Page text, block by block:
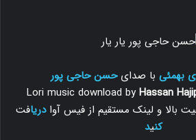
بهمئی با صدایحسن حاجی پور
Lori music download byHassan
بالا و لینک مستقیم از فیس آوادریافت
کنید